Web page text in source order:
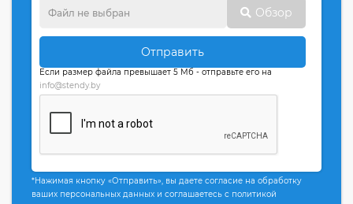
Обзор
Отправить
Если размер файла превышает 5 Мб - отправьте его на
info@stendy.by
*Нажимая кнопку «Отправить», вы даете согласие на обработку
ваших персональных данных и соглашаетесь с политикой